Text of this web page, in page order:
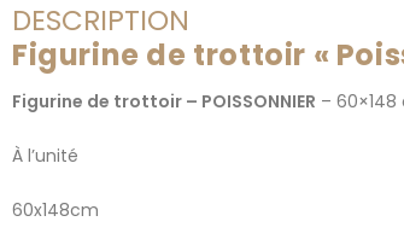
DESCRIPTION
Figurine de trottoir «
Figurine de trottoir – POISSONNIER –
À l’unité
60x148cm